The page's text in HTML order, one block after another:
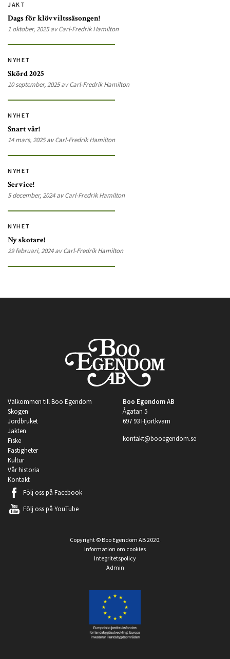
JAKT
Dags för klövviltssäsongen!
1 oktober, 2025 av Carl-Fredrik Hamilton
NYHET
Skörd 2025
10 september, 2025 av Carl-Fredrik Hamilton
NYHET
Snart vår!
14 mars, 2025 av Carl-Fredrik Hamilton
NYHET
Service!
5 december, 2024 av Carl-Fredrik Hamilton
NYHET
Ny skotare!
29 februari, 2024 av Carl-Fredrik Hamilton
Välkommen till Boo Egendom
Skogen
Jordbruket
Jakten
Fiske
Fastigheter
Kultur
Vår historia
Kontakt
Boo Egendom AB
Ågatan 5
697 93 Hjortkvarn
kontakt@booegendom.se
Följ oss på Facebook
Följ oss på YouTube
Copyright © Boo Egendom AB 2020.
Information om cookies
Integritetspolicy
Admin